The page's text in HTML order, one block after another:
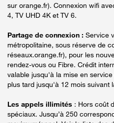
sur orange.fr). Connexion wifi
4, TV UHD 4K et TV 6.
Partage de connexion : Service
métropolitaine, sous réserve de
réseaux.orange.fr), pour les
rendez-vous ou Fibre. Crédit
valable jusqu'à la mise en
plus tard jusqu'à 12 mois suivant
Les appels illimités : Hors coût
spéciaux. Jusqu’à 250